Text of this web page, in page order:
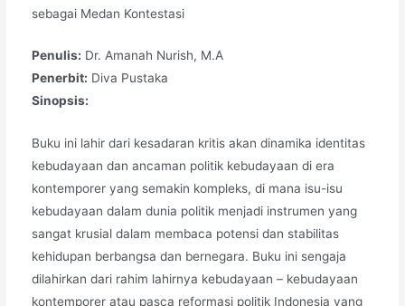
sebagai Medan Kontestasi
Penulis: Dr. Amanah Nurish, M.A
Penerbit: Diva Pustaka
Sinopsis:
Buku ini lahir dari kesadaran kritis akan dinamika identitas
kebudayaan dan ancaman politik kebudayaan di era
kontemporer yang semakin kompleks, di mana isu-isu
kebudayaan dalam dunia politik menjadi instrumen yang
sangat krusial dalam membaca potensi dan stabilitas
kehidupan berbangsa dan bernegara. Buku ini sengaja
dilahirkan dari rahim lahirnya kebudayaan – kebudayaan
kontemporer atau pasca reformasi politik Indonesia yang